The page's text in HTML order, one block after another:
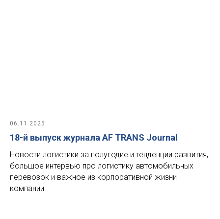
06.11.2025
18-й выпуск журнала AF TRANS Journal
Новости логистики за полугодие и тенденции развития,
большое интервью про логистику автомобильных
перевозок и важное из корпоративной жизни
компании